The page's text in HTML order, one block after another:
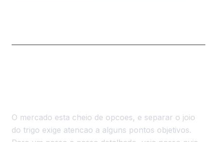
O mercado esta cheio de opcoes, e separar o joio
do trigo exige atencao a alguns pontos objetivos.